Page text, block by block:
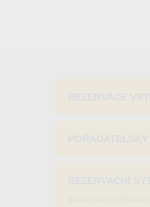
REZERVACE
REZERVAČNÍ